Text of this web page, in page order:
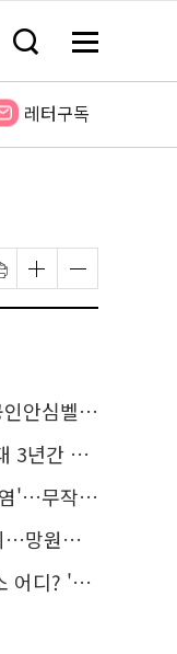
검
창
기
메
전
보
레터구독
글
자
크
하
기
글
자
크
하
기
신청하세요
질 높인다
것' 해보세요!
알짜 코스
추천 코스